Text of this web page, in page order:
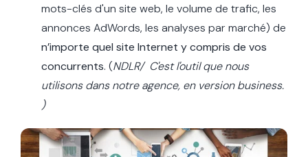
mots-clés d'un site web, le volume de trafic, les
annonces AdWords, les analyses par marché) de
n’importe quel site Internet y compris de vos
concurrents. (NDLR/ C'est l'outil que nous
utilisons dans notre agence, en version business.
)